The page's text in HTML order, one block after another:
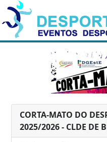
CORTA-MATO DO
2025/2026 - CLDE DE